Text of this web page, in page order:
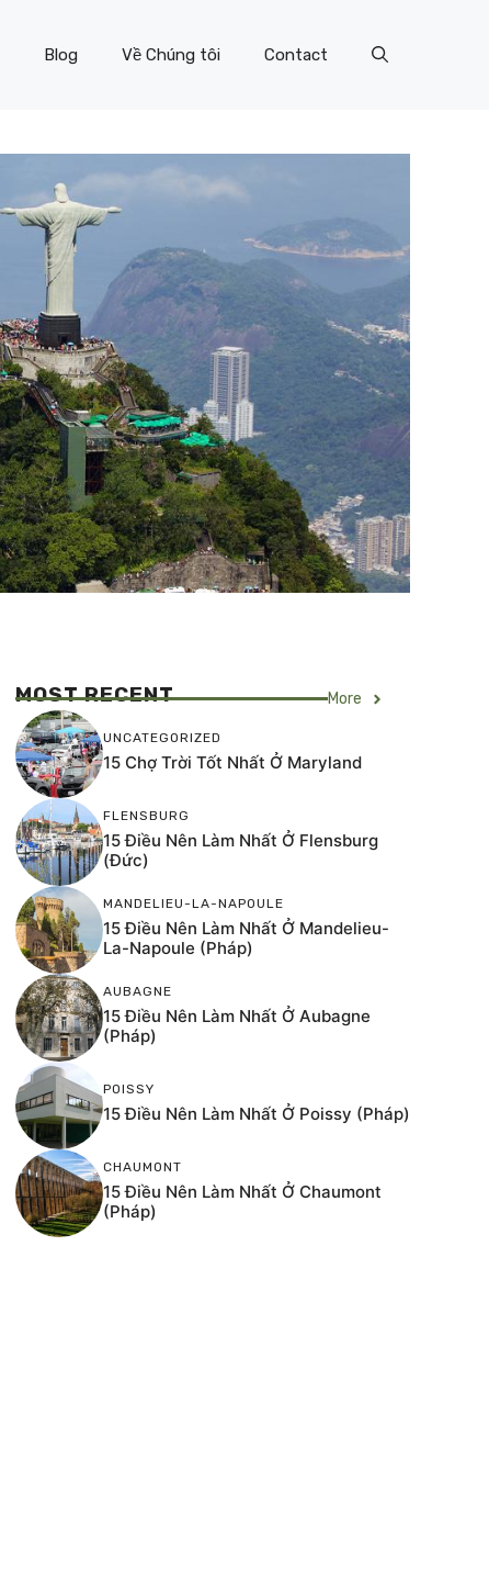
Blog Về Chúng tôi Contact
MOST RECENT More
UNCATEGORIZED
15 Chợ Trời Tốt Nhất Ở Maryland
FLENSBURG
15 Điều Nên Làm Nhất Ở Flensburg
(Đức)
MANDELIEU-LA-NAPOULE
15 Điều Nên Làm Nhất Ở Mandelieu-
La-Napoule (Pháp)
AUBAGNE
15 Điều Nên Làm Nhất Ở Aubagne
(Pháp)
POISSY
15 Điều Nên Làm Nhất Ở Poissy (Pháp)
CHAUMONT
15 Điều Nên Làm Nhất Ở Chaumont
(Pháp)